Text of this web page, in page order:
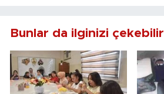
Bunlar da ilginizi çekebilir